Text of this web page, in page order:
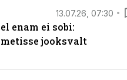
13.07.26, 07:30
enam ei sobi:
jooksvalt